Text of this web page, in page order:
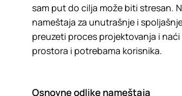
sam put do cilja može biti stresan.
nameštaja za unutrašnje i
preuzeti proces projektovanja i
prostora i potrebama korisnika.
Osnovne odlike nameštaja